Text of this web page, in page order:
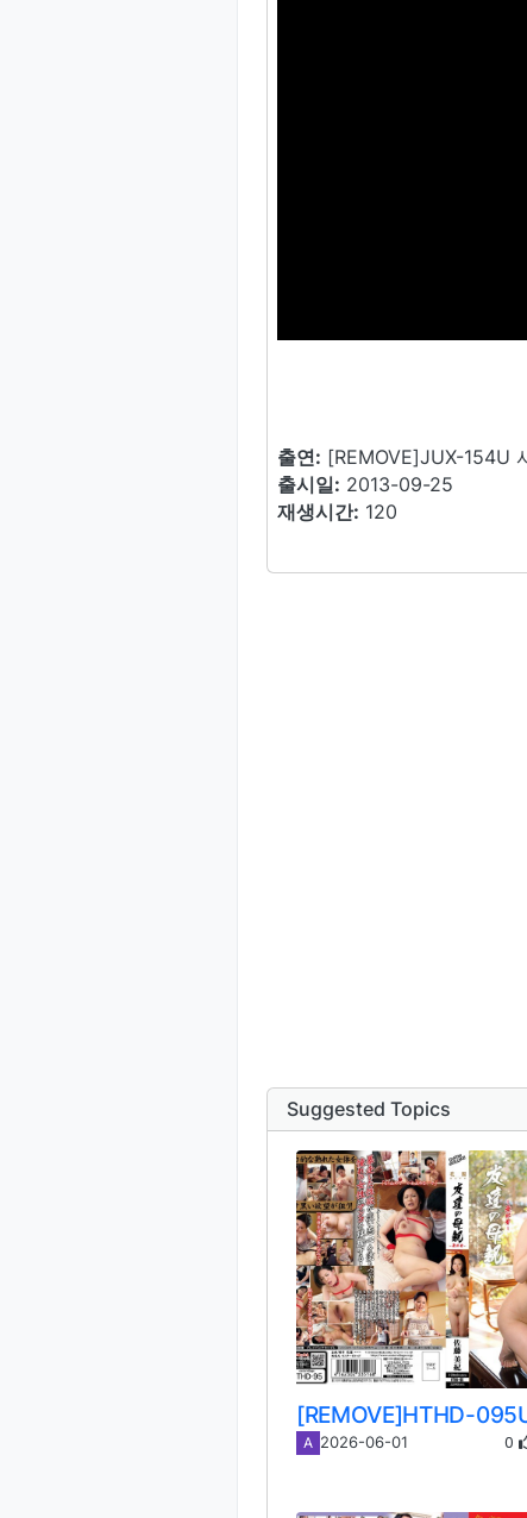
출연: [REMOVE]JUX-154U
출시일: 2013-09-25
재생시간: 120
Suggested Topics
A 2026-06-01 0